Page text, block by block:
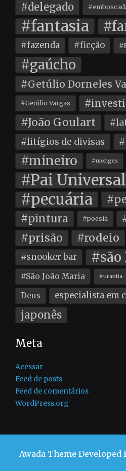
#delegado
#fantasia
#fazenda #ficção
#gaúcho
#Getúlio Dorneles
#Getúlio Vargas
#João Goulart
#litígios de divisas
#mineiro #monges
#Pai Universal
#pecuária
#pintura #poesia
#prisão #rodeio
#snooker bar #são
#São João Maria #urantia
Deus especialista em
japonês
Meta
Acessar
Feed de posts
Feed de comentários
WordPress.org
Awada Theme Developed